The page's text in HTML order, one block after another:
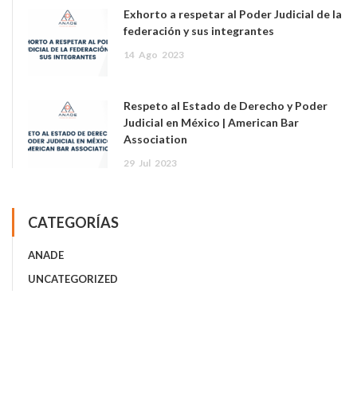
Exhorto a respetar al Poder Judicial de la
federación y sus integrantes
14 Ago 2023
Respeto al Estado de Derecho y Poder
Judicial en México | American Bar
Association
29 Jul 2023
CATEGORÍAS
ANADE
UNCATEGORIZED